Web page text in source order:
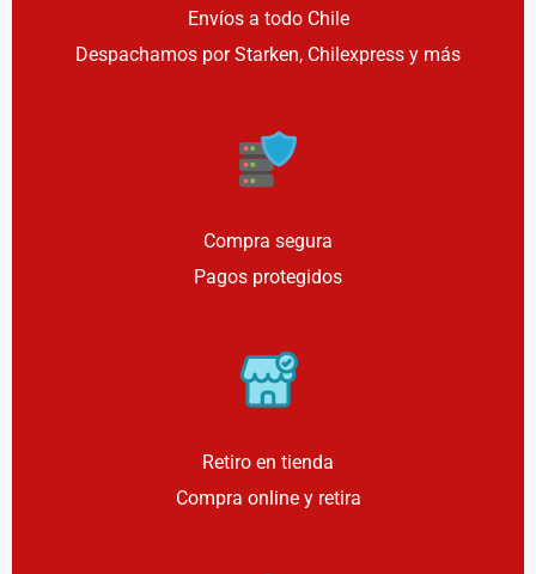
Envíos a todo Chile
Despachamos por Starken, Chilexpress y más
Compra segura
Pagos protegidos
Retiro en tienda
Compra online y retira